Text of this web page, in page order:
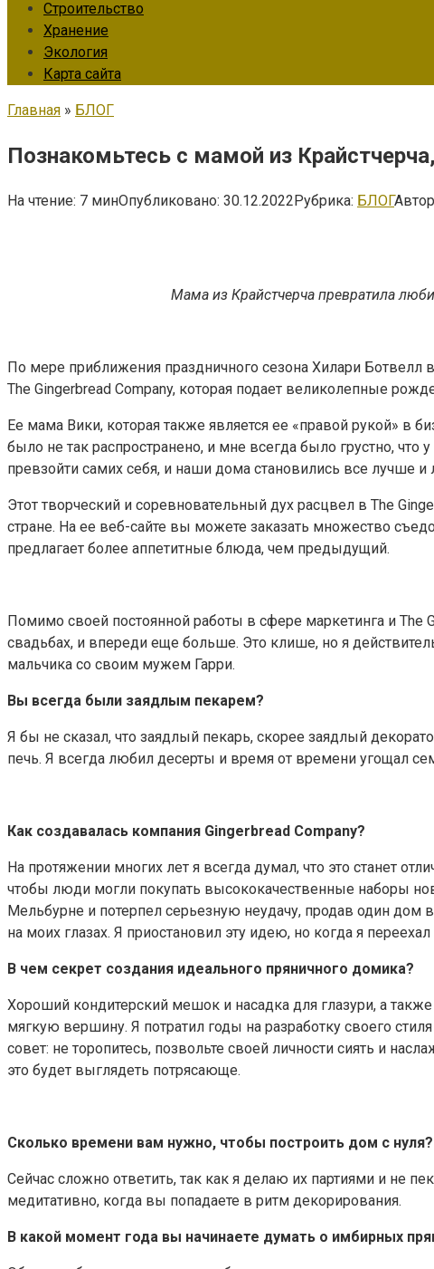
Строительство
Хранение
Экология
Карта сайта
Главная » БЛОГ
Познакомьтесь с мамой из
На чтение: 7 минОпубликовано: 30.12.2022Рубрика: БЛОГ
Мама из Крайстчерча превратила
По мере приближения праздничного сезона Хилари Ботвелл
The Gingerbread Company, которая подает великолепные
Ее мама Вики, которая также является ее «правой рукой» в
было не так распространено, и мне всегда было грустно,
превзойти самих себя, и наши дома становились все лучше и
Этот творческий и соревновательный дух расцвел в The
стране. На ее веб-сайте вы можете заказать множество
предлагает более аппетитные блюда, чем предыдущий.
Помимо своей постоянной работы в сфере маркетинга и The
свадьбах, и впереди еще больше. Это клише, но я
мальчика со своим мужем Гарри.
Вы всегда были заядлым пекарем?
Я бы не сказал, что заядлый пекарь, скорее заядлый
печь. Я всегда любил десерты и время от времени угощал
Как создавалась компания Gingerbread Company?
На протяжении многих лет я всегда думал, что это станет
чтобы люди могли покупать высококачественные наборы
Мельбурне и потерпел серьезную неудачу, продав один дом
на моих глазах. Я приостановил эту идею, но когда я
В чем секрет создания идеального пряничного домика?
Хороший кондитерский мешок и насадка для глазури, а
мягкую вершину. Я потратил годы на разработку своего
совет: не торопитесь, позвольте своей личности сиять и
это будет выглядеть потрясающе.
Сколько времени вам нужно, чтобы построить дом с нуля?
Сейчас сложно ответить, так как я делаю их партиями и не
медитативно, когда вы попадаете в ритм декорирования.
В какой момент года вы начинаете думать о имбирных